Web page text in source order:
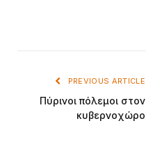
PREVIOUS ARTICLE
Πύρινοι πόλεμοι στον
κυβερνοχώρο